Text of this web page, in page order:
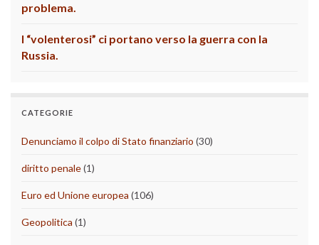
problema.
I “volenterosi” ci portano verso la guerra con la
Russia.
CATEGORIE
Denunciamo il colpo di Stato finanziario (30)
diritto penale(1)
Euro ed Unione europea (106)
Geopolitica (1)